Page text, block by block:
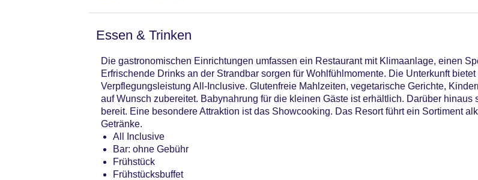
Lift
Rezeption
Gesamtanzahl der Gebäude: 5
Gesamtanzahl der Stockwerke: 3
Gesamtanzahl der Zimmer: 433
Pools:Kinderbecken, Beheizter Außenpool, Indoor Pool: ohne Gebühr, Outdoor Pool,
Pool, Handtücher
Zahlungsarten: Mastercard, Visa
Landeskategorie: 3 Sterne
Essen & Trinken
Die gastronomischen Einrichtungen umfassen ein Restaurant mit Klimaanlage, einen
Erfrischende Drinks an der Strandbar sorgen für Wohlfühlmomente. Die Unterkunft
Verpflegungsleistung All-Inclusive. Glutenfreie Mahlzeiten, vegetarische Gerichte,
auf Wunsch zubereitet. Babynahrung für die kleinen Gäste ist erhältlich. Darüber hinaus
bereit. Eine besondere Attraktion ist das Showcooking. Das Resort führt ein Sortiment
Getränke.
All Inclusive
Bar: ohne Gebühr
Frühstück
Frühstücksbuffet